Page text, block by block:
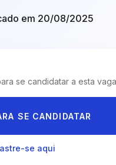
em 20/08/2025
se candidatar a esta
SE CANDIDATAR
se aqui